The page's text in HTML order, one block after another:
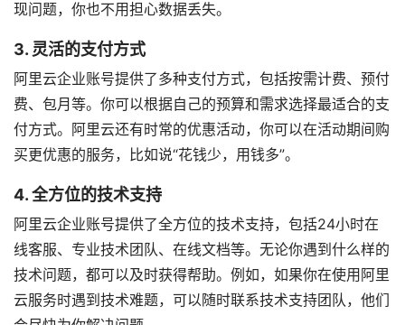
现问题，你也不用担心数据丢失。
3. 灵活的支付方式
阿里云企业账号提供了多种支付方式，包括按需计费、预付
费、包月等。你可以根据自己的预算和需求选择最适合的支
付方式。阿里云还有时常的优惠活动，你可以在活动期间购
买更优惠的服务，比如说“花钱少，用钱多”。
4. 全方位的技术支持
阿里云企业账号提供了全方位的技术支持，包括24小时在
线客服、专业技术团队、在线文档等。无论你遇到什么样的
技术问题，都可以及时获得帮助。例如，如果你在使用阿里
云服务时遇到技术难题，可以随时联系技术支持团队，他们